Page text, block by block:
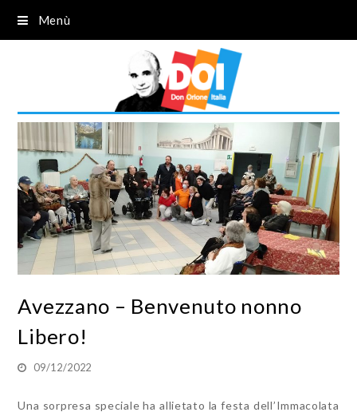
Menù
Avezzano – Benvenuto nonno
Libero!
09/12/2022
Una sorpresa speciale ha allietato la festa dell’Immacolata